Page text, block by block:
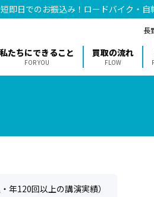
日でのお振込み！ロードバイク・自
長
私たちにできること
FOR YOU
買取の流れ
FLOW
年120回以上の講演実績）